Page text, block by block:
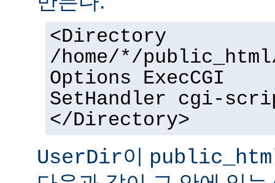
<Directory
/home/*/
Options ExecCGI
SetHandler cgi-
</Directory>
UserDir이